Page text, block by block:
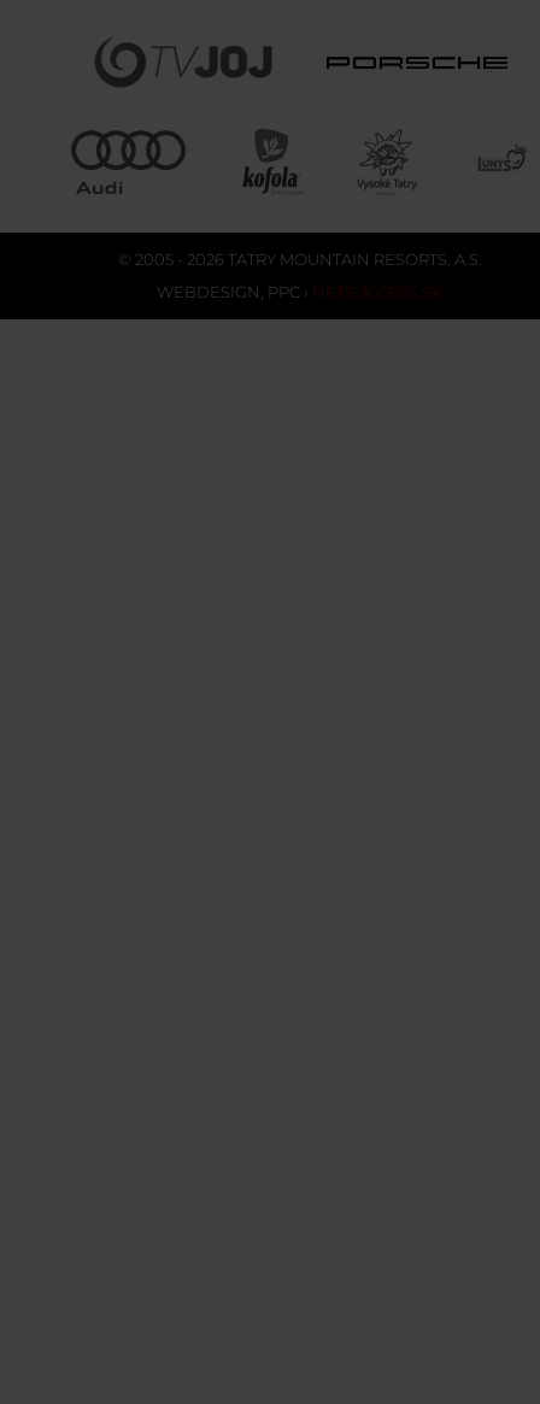
© 2005 - 2026 TATRY MOUNTAIN RESORTS, A.S.
WEBDESIGN PPC › NETSUCCESS.SK